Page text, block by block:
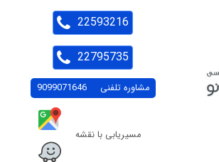
مشاوره تلفنی 9099071646
مسیریابی با نقشه
22593216
22795735